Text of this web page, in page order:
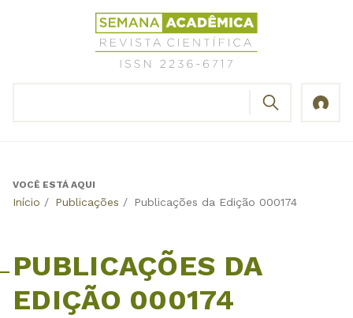
Revista
Científica
Semana
Back
VOCÊ ESTÁ AQUI
Início / Publicações / Publicações da Edição 000174
PUBLICAÇÕES DA
EDIÇÃO 000174